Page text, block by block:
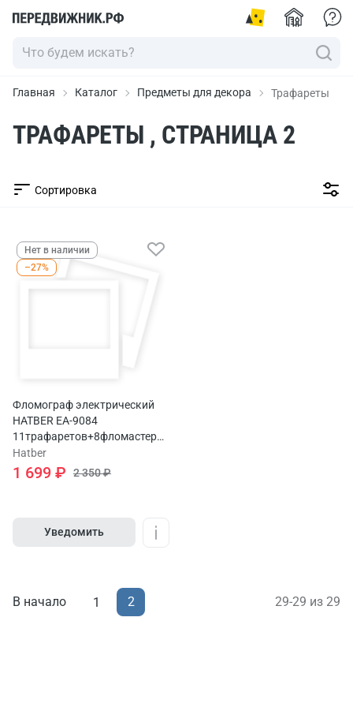
Главная Каталог Предметы для декора Трафареты
ТРАФАРЕТЫ , СТРАНИЦА 2
Сортировка
Нет в наличии
–27%
Фломограф электрический
HATBER EA-9084
11трафаретов+8фломастеров+usb
кабель
Hatber
1 699 ₽ 2 350 ₽
Уведомить
В начало 1 2 29-29 из 29